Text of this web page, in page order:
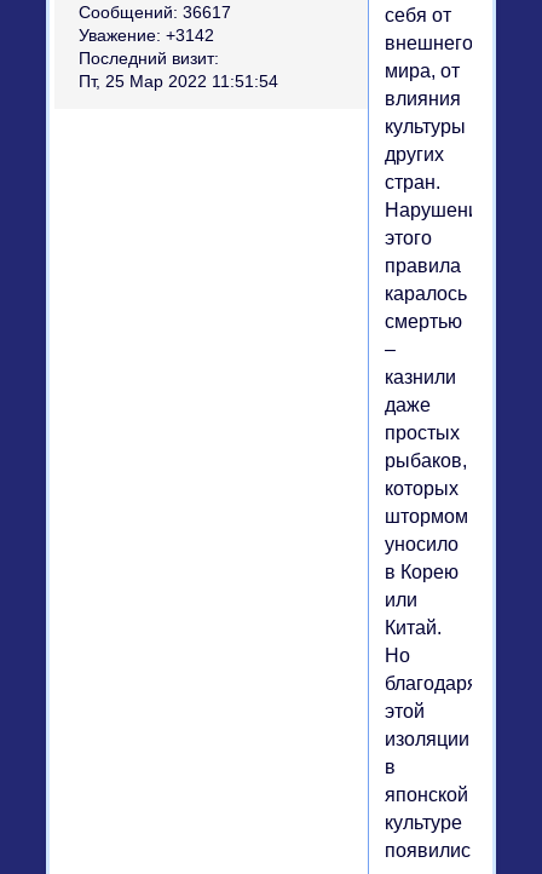
Сообщений: 36617
Уважение: +3142
Последний визит:
Пт, 25 Мар 2022 11:51:54
себя от
внешнего
мира, от
влияния
культуры
других
стран.
Нарушение
этого
правила
каралось
смертью
–
казнили
даже
простых
рыбаков,
которых
штормом
уносило
в Корею
или
Китай.
Но
благодаря
этой
изоляции
в
японской
культуре
появились